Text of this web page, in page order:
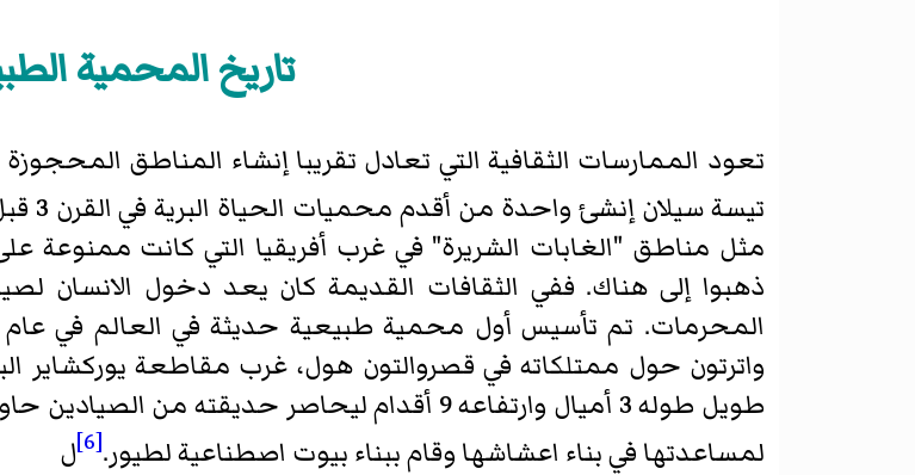
تاريخ المحمية
تعود الممارسات الثقافية التي تعادل تقريبا إنشاء المناطق
تيسة سيلان إنشئ واحدة من أقدم محميات الحياة البرية في القرن 3 قبل الميلاد.
مثل مناطق "الغابات الشريرة" في غرب أفريقيا التي كانت ممنوعة
ذهبوا إلى هناك. ففي الثقافات القديمة كان يعد دخول
طويل طوله 3 أميال وارتفاعه 9 أقدام ليحاصر
لمساعدتها في بناء اعشاشها وقام ببناء بيوت اصطناعية لطيور.[6] ل